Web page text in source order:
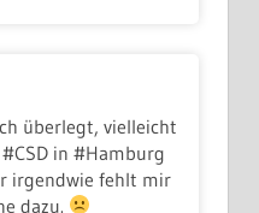
überlegt, vielleicht
in #Hamburg
irgendwie fehlt mir
dazu.